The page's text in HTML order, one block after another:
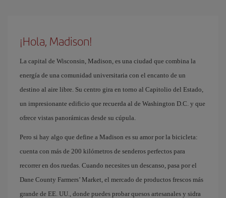
¡Hola, Madison!
La capital de Wisconsin, Madison, es una ciudad que combina la
energía de una comunidad universitaria con el encanto de un
destino al aire libre. Su centro gira en torno al Capitolio del Estado,
un impresionante edificio que recuerda al de Washington D.C. y que
ofrece vistas panorámicas desde su cúpula.
Pero si hay algo que define a Madison es su amor por la bicicleta:
cuenta con más de 200 kilómetros de senderos perfectos para
recorrer en dos ruedas. Cuando necesites un descanso, pasa por el
Dane County Farmers’ Market, el mercado de productos frescos más
grande de EE. UU., donde puedes probar quesos artesanales y sidra